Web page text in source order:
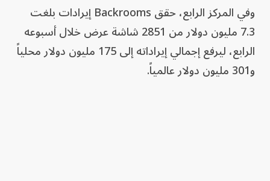
وفي المركز الرابع، حقق Backrooms إيرادات بلغت
7.3 مليون دولار من 2851 شاشة عرض خلال أسبوعه
الرابع، ليرفع إجمالي إيراداته إلى 175 مليون دولار محلياً
و301 مليون دولار عالمياً.